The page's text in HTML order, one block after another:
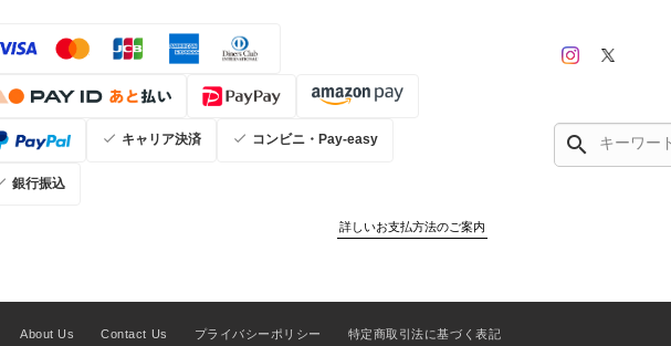
キャリア決済 コンビニ・Pay-easy
銀行振込
詳しいお支払方法のご案内
search
About Us Contact Us プライバシーポリシー 特定商取引法に基づく表記